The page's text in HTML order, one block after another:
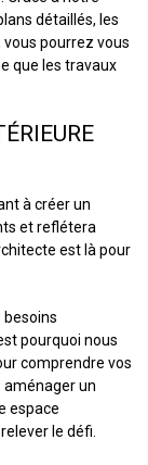
détaillés, les
pourrez vous
que les travaux
à créer un
et reflétera
est là pour
besoins
pourquoi nous
comprendre vos
aménager un
espace
le défi.